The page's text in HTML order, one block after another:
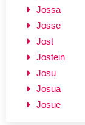
Jossa
Josse
Jost
Jostein
Josu
Josua
Josue